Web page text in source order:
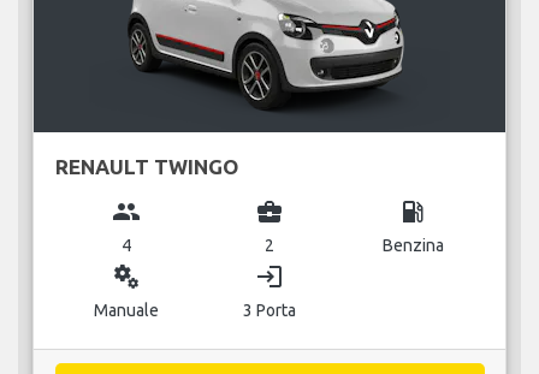
RENAULT TWINGO
group
4
business_center
2
local_gas_station
Benzina
miscellaneous_services
Manuale
login
3 Porta